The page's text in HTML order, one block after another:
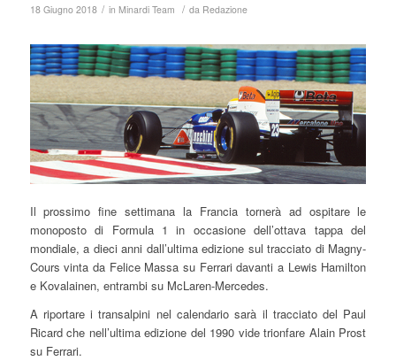
18 Giugno 2018 / in Minardi Team / da Redazione
Il prossimo fine settimana la Francia tornerà ad ospitare le
monoposto di Formula 1 in occasione dell’ottava tappa del
mondiale, a dieci anni dall’ultima edizione sul tracciato di Magny-
Cours vinta da Felice Massa su Ferrari davanti a Lewis Hamilton
e Kovalainen, entrambi su McLaren-Mercedes.
A riportare i transalpini nel calendario sarà il tracciato del Paul
Ricard che nell’ultima edizione del 1990 vide trionfare Alain Prost
su Ferrari.